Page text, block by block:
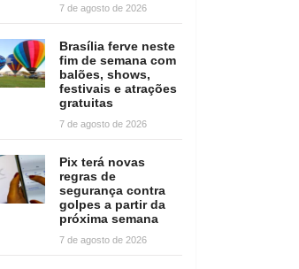
7 de agosto de 2026
Brasília ferve neste
fim de semana com
balões, shows,
festivais e atrações
gratuitas
7 de agosto de 2026
Pix terá novas
regras de
segurança contra
golpes a partir da
próxima semana
7 de agosto de 2026